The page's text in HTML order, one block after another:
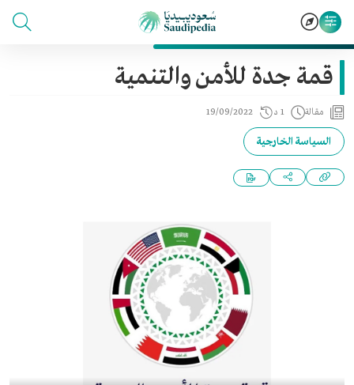
قمة جدة للأمن والتنمية
مقالة 1 د 19/09/2022
السياسة الخارجية